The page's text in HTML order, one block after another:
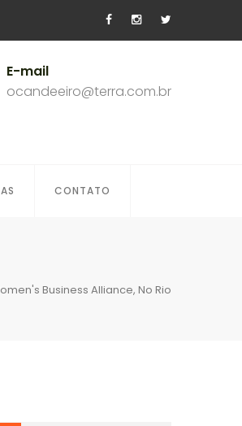
E-mail
ocandeeiro@terra.com.br
CONTATO
Business Alliance, No Rio